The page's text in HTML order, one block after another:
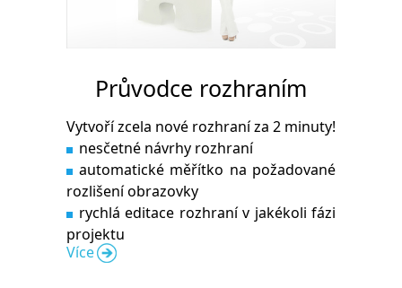
Průvodce rozhraním
Vytvoří zcela nové rozhraní za 2 minuty!
nesčetné návrhy rozhraní
automatické měřítko na požadované
rozlišení obrazovky
rychlá editace rozhraní v jakékoli fázi
projektu
Více